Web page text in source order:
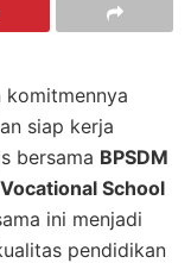
komitmennya
siap kerja
bersama BPSDM
Vocational School
ini menjadi
pendidikan